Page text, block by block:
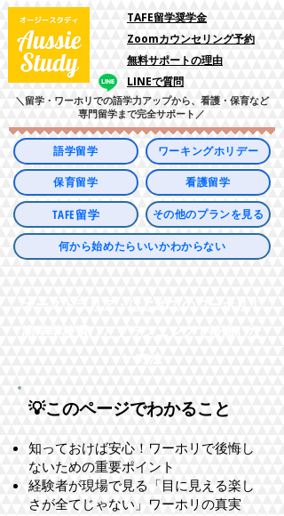
​TAFE留学奨学金
Zoomカウンセリング予約
​無料サポートの理由
LINEで質問
＼留学・ワーホリでの語学力アップから、看護・保育など
専門留学まで完全サポート／
語学留学
保育留学
TAFE留学
ワーキングホリデー
看護留学
その他のプランを見る
何から始めたらいいかわからない
💡このページでわかること
知っておけば安心！ワーホリで後悔し
ないための重要ポイント
経験者が現場で見る「目に見える楽し
さが全てじゃない」ワーホリの真実